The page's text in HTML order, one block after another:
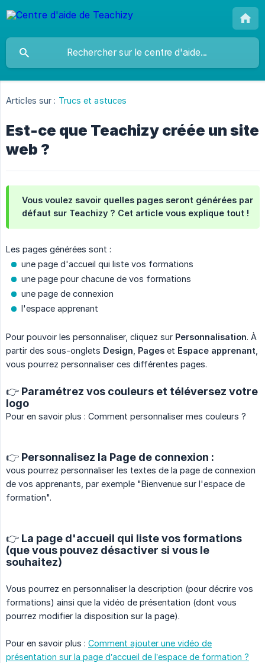
Articles sur : Trucs et astuces
Est-ce que Teachizy créée un site
web ?
Vous voulez savoir quelles pages seront générées par
défaut sur Teachizy ? Cet article vous explique tout !
Les pages générées sont :
une page d'accueil qui liste vos formations
une page pour chacune de vos formations
une page de connexion
l'espace apprenant
Pour pouvoir les personnaliser, cliquez sur Personnalisation. À
partir des sous-onglets Design Pages et Espace apprenant
vous pourrez personnaliser ces différentes pages.
👉 Paramétrez vos couleurs et téléversez votre
logo
Pour en savoir plus : Comment personnaliser mes couleurs ?
👉 Personnalisez la Page de connexion :
vous pourrez personnaliser les textes de la page de connexion
de vos apprenants, par exemple "Bienvenue sur l'espace de
formation".
👉 La page d'accueil qui liste vos formations
(que vous pouvez désactiver si vous le
souhaitez)
Vous pourrez en personnaliser la description (pour décrire vos
formations) ainsi que la vidéo de présentation (dont vous
pourrez modifier la disposition sur la page).
Pour en savoir plus : Comment ajouter une vidéo de
présentation sur la page d’accueil de l’espace de formation ?